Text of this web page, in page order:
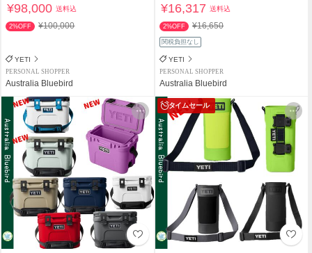
¥98,000送料込
2%OFF ¥100,000
YETI
PERSONAL SHOPPER
Australia Bluebird
¥16,317送料込
2%OFF ¥16,650
関税負担なし
YETI
PERSONAL SHOPPER
Australia Bluebird
タイムセール